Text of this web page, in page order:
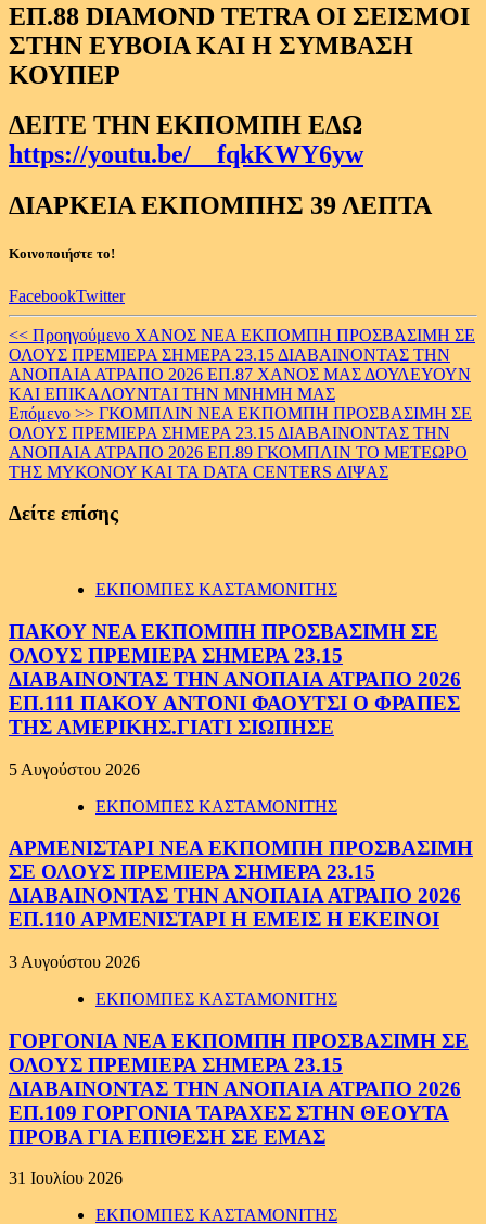
ΕΠ.88 DIAMOND TETRA ΟΙ ΣΕΙΣΜΟΙ
ΣΤΗΝ ΕΥΒΟΙΑ ΚΑΙ Η ΣΥΜΒΑΣΗ
ΚΟΥΠΕΡ
ΔΕΙΤΕ ΤΗΝ ΕΚΠΟΜΠΗ ΕΔΩ
https://youtu.be/__fqkKWY6yw
ΔΙΑΡΚΕΙΑ ΕΚΠΟΜΠΗΣ 39 ΛΕΠΤΑ
Κοινοποιήστε το!
FacebookTwitter
Continue
Reading
<< Προηγούμενο ΧΑΝΟΣ ΝΕΑ ΕΚΠΟΜΠΗ ΠΡΟΣΒΑΣΙΜΗ ΣΕ
ΟΛΟΥΣ ΠΡΕΜΙΕΡΑ ΣΗΜΕΡΑ 23.15 ΔΙΑΒΑΙΝΟΝΤΑΣ ΤΗΝ
ΑΝΟΠΑΙΑ ΑΤΡΑΠΟ 2026 ΕΠ.87 ΧΑΝΟΣ ΜΑΣ ΔΟΥΛΕΥΟΥΝ
ΚΑΙ ΕΠΙΚΑΛΟΥΝΤΑΙ ΤΗΝ ΜΝΗΜΗ ΜΑΣ
Επόμενο >> ΓΚΟΜΠΛΙΝ ΝΕΑ ΕΚΠΟΜΠΗ ΠΡΟΣΒΑΣΙΜΗ ΣΕ
ΟΛΟΥΣ ΠΡΕΜΙΕΡΑ ΣΗΜΕΡΑ 23.15 ΔΙΑΒΑΙΝΟΝΤΑΣ ΤΗΝ
ΑΝΟΠΑΙΑ ΑΤΡΑΠΟ 2026 ΕΠ.89 ΓΚΟΜΠΛΙΝ ΤΟ ΜΕΤΕΩΡΟ
ΤΗΣ ΜΥΚΟΝΟΥ ΚΑΙ ΤΑ DATA CENTERS ΔΙΨΑΣ
Δείτε επίσης
ΕΚΠΟΜΠΕΣ ΚΑΣΤΑΜΟΝΙΤΗΣ
ΠΑΚΟΥ ΝΕΑ ΕΚΠΟΜΠΗ ΠΡΟΣΒΑΣΙΜΗ ΣΕ
ΟΛΟΥΣ ΠΡΕΜΙΕΡΑ ΣΗΜΕΡΑ 23.15
ΔΙΑΒΑΙΝΟΝΤΑΣ ΤΗΝ ΑΝΟΠΑΙΑ ΑΤΡΑΠΟ 2026
ΕΠ.111 ΠΑΚΟΥ ΑΝΤΟΝΙ ΦΑΟΥΤΣΙ Ο ΦΡΑΠΕΣ
ΤΗΣ ΑΜΕΡΙΚΗΣ.ΓΙΑΤΙ ΣΙΩΠΗΣΕ
5 Αυγούστου 2026
ΕΚΠΟΜΠΕΣ ΚΑΣΤΑΜΟΝΙΤΗΣ
ΑΡΜΕΝΙΣΤΑΡΙ ΝΕΑ ΕΚΠΟΜΠΗ ΠΡΟΣΒΑΣΙΜΗ
ΣΕ ΟΛΟΥΣ ΠΡΕΜΙΕΡΑ ΣΗΜΕΡΑ 23.15
ΔΙΑΒΑΙΝΟΝΤΑΣ ΤΗΝ ΑΝΟΠΑΙΑ ΑΤΡΑΠΟ 2026
ΕΠ.110 ΑΡΜΕΝΙΣΤΑΡΙ Η ΕΜΕΙΣ Η ΕΚΕΙΝΟΙ
3 Αυγούστου 2026
ΕΚΠΟΜΠΕΣ ΚΑΣΤΑΜΟΝΙΤΗΣ
ΓΟΡΓΟΝΙΑ ΝΕΑ ΕΚΠΟΜΠΗ ΠΡΟΣΒΑΣΙΜΗ ΣΕ
ΟΛΟΥΣ ΠΡΕΜΙΕΡΑ ΣΗΜΕΡΑ 23.15
ΔΙΑΒΑΙΝΟΝΤΑΣ ΤΗΝ ΑΝΟΠΑΙΑ ΑΤΡΑΠΟ 2026
ΕΠ.109 ΓΟΡΓΟΝΙΑ ΤΑΡΑΧΕΣ ΣΤΗΝ ΘΕΟΥΤΑ
ΠΡΟΒΑ ΓΙΑ ΕΠΙΘΕΣΗ ΣΕ ΕΜΑΣ
31 Ιουλίου 2026
ΕΚΠΟΜΠΕΣ ΚΑΣΤΑΜΟΝΙΤΗΣ